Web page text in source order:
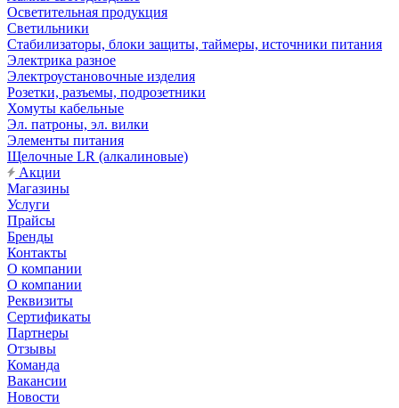
Осветительная продукция
Светильники
Стабилизаторы, блоки защиты, таймеры, источники питания
Электрика разное
Электроустановочные изделия
Розетки, разъемы, подрозетники
Хомуты кабельные
Эл. патроны, эл. вилки
Элементы питания
Щелочные LR (алкалиновые)
Акции
Магазины
Услуги
Прайсы
Бренды
Контакты
О компании
О компании
Реквизиты
Сертификаты
Партнеры
Отзывы
Команда
Вакансии
Новости